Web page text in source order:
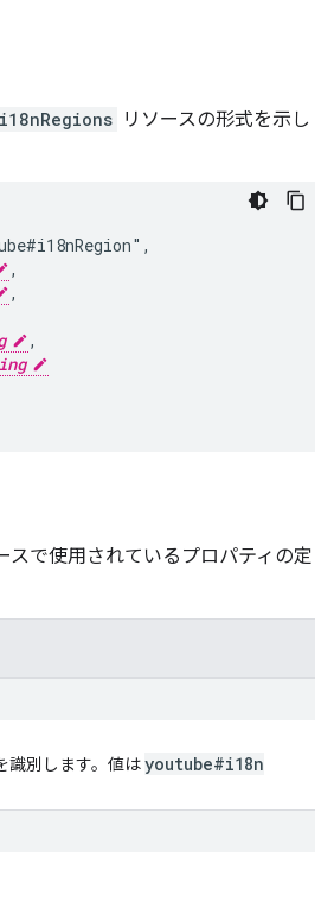
i18nRegions リソースの形式を示し
,
,
,
スで使用されているプロパティの定
識別します。値はyoutube#i18n